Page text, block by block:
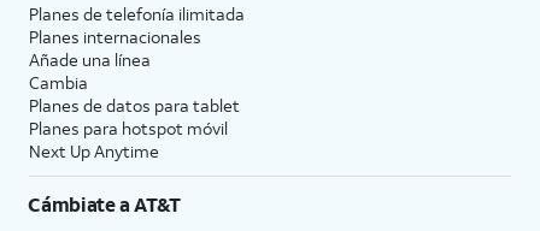
Planes de telefonía ilimitada
Planes internacionales
Añade una línea
Cambia
Planes de datos para tablet
Planes para hotspot móvil
Next Up Anytime
Cámbiate aAT&T